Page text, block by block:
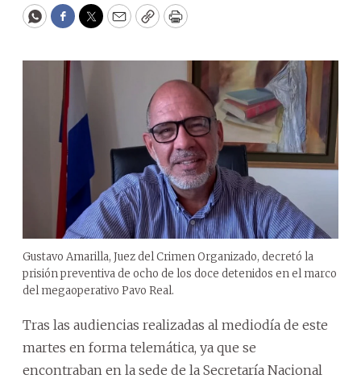
WhatsApp
Facebook
Twitter
EmailCopyPrint
Gustavo Amarilla, Juez del Crimen Organizado, decretó la
prisión preventiva de ocho de los doce detenidos en el marco
del megaoperativo Pavo Real.
Tras las audiencias realizadas al mediodía de este
martes en forma telemática, ya que se
encontraban en la sede de la Secretaría Nacional